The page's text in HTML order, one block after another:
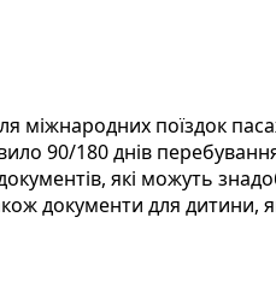
міжнародних поїздок
90/180 днів
які можуть
документи для дитини,